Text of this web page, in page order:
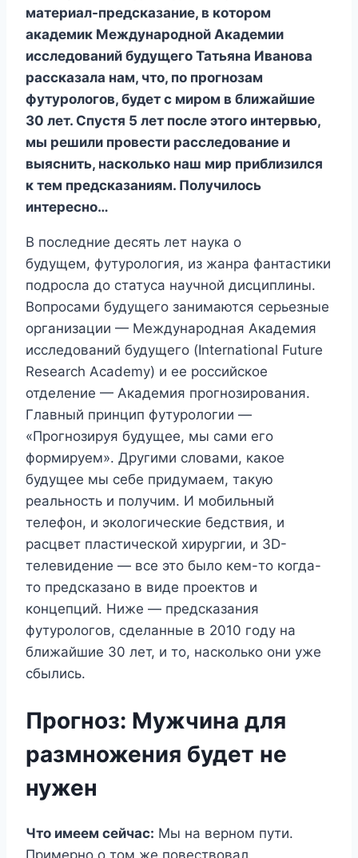
материал-предсказание, в котором
академик Международной Академии
исследований будущего Татьяна Иванова
рассказала нам, что, по прогнозам
футурологов, будет с миром в ближайшие
30 лет. Спустя 5 лет после этого интервью,
мы решили провести расследование и
выяснить, насколько наш мир приблизился
к тем предсказаниям. Получилось
интересно…
В последние десять лет наука о
будущем, футурология, из жанра фантастики
подросла до статуса научной дисциплины.
Вопросами будущего занимаются серьезные
организации — Международная Академия
исследований будущего (International Future
Research Academy) и ее российское
отделение — Академия прогнозирования.
Главный принцип футурологии —
«Прогнозируя будущее, мы сами его
формируем». Другими словами, какое
будущее мы себе придумаем, такую
реальность и получим. И мобильный
телефон, и экологические бедствия, и
расцвет пластической хирургии, и 3D-
телевидение — все это было кем-то когда-
то предсказано в виде проектов и
концепций. Ниже — предсказания
футурологов, сделанные в 2010 году на
ближайшие 30 лет, и то, насколько они уже
сбылись.
Прогноз: Мужчина для
размножения будет не
нужен
Что имеем сейчас: Мы на верном пути.
Примерно о том же повествовал